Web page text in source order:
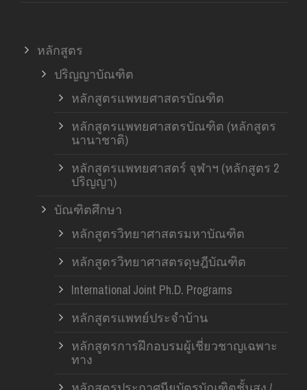
หลักสูตร
ปริญญาบัณฑิต
หลักสูตรแพทยศาสตรบัณฑิต
หลักสูตรแพทยศาสตรบัณฑิต (หลักสูตร
นานาชาติ)
หลักสูตรแพทยศาสตร์ จุฬาฯ (หลักสูตร 2
ปริญญา)
บัณฑิตศึกษา
หลักสูตรวิทยาศาสตรมหาบัณฑิต
หลักสูตรวิทยาศาสตรดุษฎีบัณฑิต
International Joint Ph.D. Programs
หลักสูตรแพทย์ประจำบ้าน
หลักสูตรการฝึกอบรมผู้เชี่ยวชาญเฉพาะ
ทาง